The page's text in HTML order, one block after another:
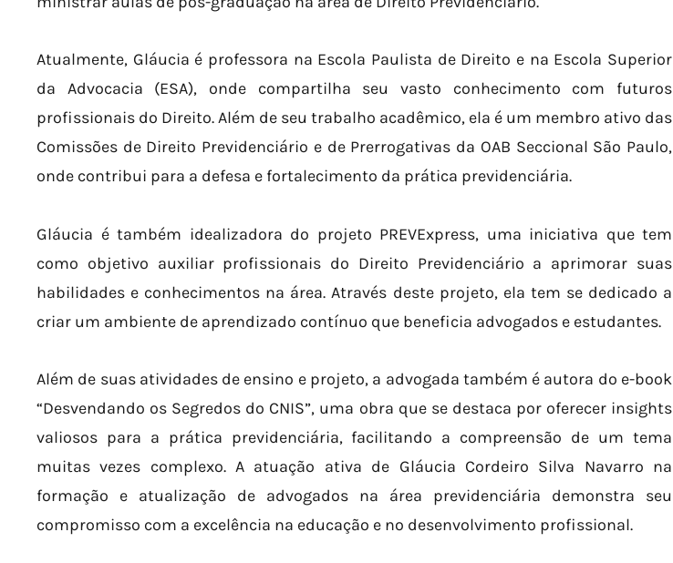
Atualmente, Gláucia é professora na Escola Paulista de Direito e na Escola Superior
da Advocacia (ESA), onde compartilha seu vasto conhecimento com futuros
profissionais do Direito. Além de seu trabalho acadêmico, ela é um membro ativo das
Comissões de Direito Previdenciário e de Prerrogativas da OAB Seccional São Paulo,
onde contribui para a defesa e fortalecimento da prática previdenciária.
Gláucia é também idealizadora do projeto PREVExpress, uma iniciativa que tem
como objetivo auxiliar profissionais do Direito Previdenciário a aprimorar suas
habilidades e conhecimentos na área. Através deste projeto, ela tem se dedicado a
criar um ambiente de aprendizado contínuo que beneficia advogados e estudantes.
Além de suas atividades de ensino e projeto, a advogada também é autora do e-book
“Desvendando os Segredos do CNIS”, uma obra que se destaca por oferecer insights
valiosos para a prática previdenciária, facilitando a compreensão de um tema
muitas vezes complexo. A atuação ativa de Gláucia Cordeiro Silva Navarro na
formação e atualização de advogados na área previdenciária demonstra seu
compromisso com a excelência na educação e no desenvolvimento profissional.